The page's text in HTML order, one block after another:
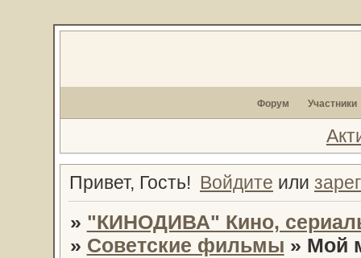
Форум Участники
Привет, Гость! Войдите или
» "КИНОДИВА" Кино,
» Советские фильмы » Мой